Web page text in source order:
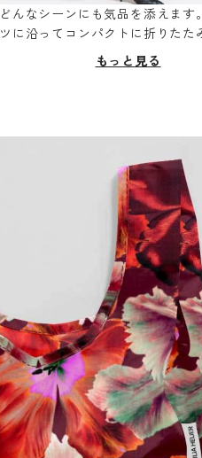
どんなシーンにも気品を添えます
ツに沿ってコンパクトに折りたた
もっと見る